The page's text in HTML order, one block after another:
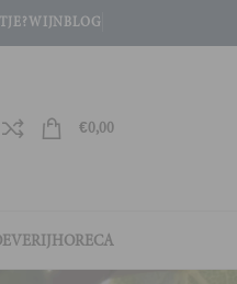
WIJNBLOG
€0,00
HORECA